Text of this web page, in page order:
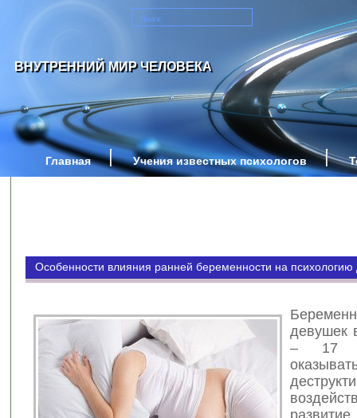
ВНУТРЕННИЙ МИР ЧЕЛОВЕКА
Главная Учения известных психологов
Особенности влияния ранней беременности на психологию
девушек
– 17
развитие